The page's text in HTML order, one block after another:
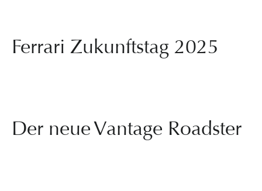
Ferrari Zukunftstag 2025
Der neue Vantage Roadster